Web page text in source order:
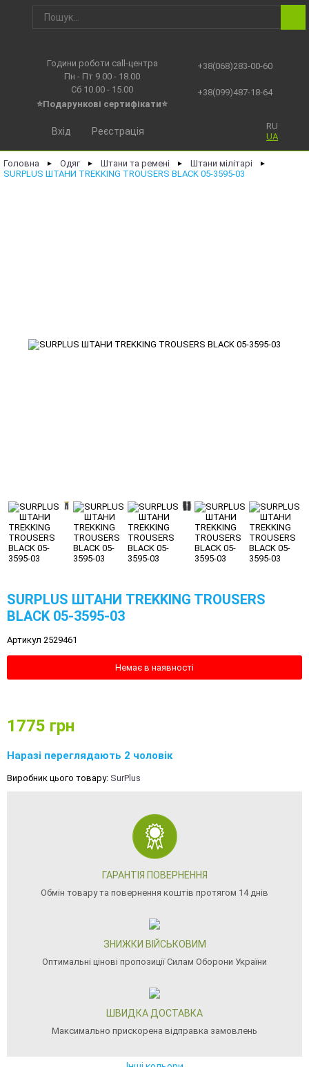
Години роботи call-центра
Пн - Пт 9.00 - 18.00
Сб 10.00 - 15.00
⭐Подарункові сертифікати⭐
+38(068)283-00-60
+38(099)487-18-64
RU
UA
Вхід Реєстрація
Головна ► Одяг ► Штани та ремені ► Штани мілітарі ►
SURPLUS ШТАНИ TREKKING TROUSERS BLACK 05-3595-03
SURPLUS ШТАНИ TREKKING TROUSERS
BLACK 05-3595-03
Артикул 2529461
Немає в наявності
1775 грн
Наразі переглядають 2 чоловік
Виробник цього товару: SurPlus
ГАРАНТІЯ ПОВЕРНЕННЯ
Обмін товару та повернення коштів протягом 14 днів
ЗНИЖКИ ВІЙСЬКОВИМ
Оптимальні цінові пропозиції Силам Оборони України
ШВИДКА ДОСТАВКА
Максимально прискорена відправка замовлень